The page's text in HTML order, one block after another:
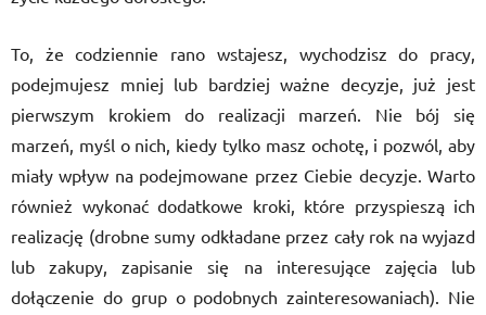
To, że codziennie rano wstajesz, wychodzisz do pracy,
podejmujesz mniej lub bardziej ważne decyzje, już jest
pierwszym krokiem do realizacji marzeń. Nie bój się
marzeń, myśl o nich, kiedy tylko masz ochotę, i pozwól, aby
miały wpływ na podejmowane przez Ciebie decyzje. Warto
również wykonać dodatkowe kroki, które przyspieszą ich
realizację (drobne sumy odkładane przez cały rok na wyjazd
lub zakupy, zapisanie się na interesujące zajęcia lub
dołączenie do grup o podobnych zainteresowaniach). Nie